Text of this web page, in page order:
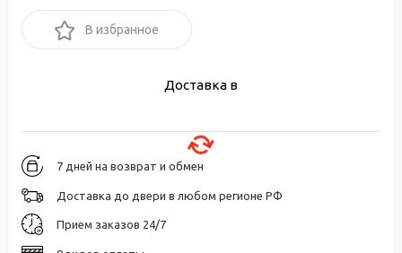
В избранное
Доставка в
7 дней на возврат и обмен
Доставка до двери в любом регионе РФ
Прием заказов 24/7